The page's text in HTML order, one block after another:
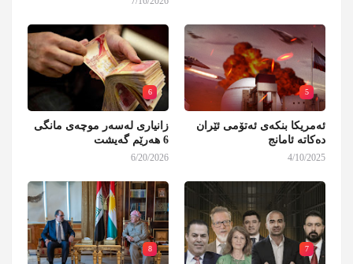
5
ئەمریکا بنکەی ئەتۆمی ئێران
دەکاتە ئامانج
4/10/2025
6
زانیاری لەسەر موچەی مانگی
6 هەرێم گەیشت
6/20/2026
7
8